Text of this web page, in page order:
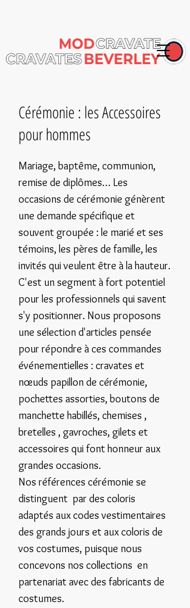
Cérémonie : les Accessoires
pour hommes
Mariage, baptême, communion,
remise de diplômes… Les
occasions de cérémonie génèrent
une demande spécifique et
souvent groupée : le marié et ses
témoins, les pères de famille, les
invités qui veulent être à la hauteur.
C'est un segment à fort potentiel
pour les professionnels qui savent
s'y positionner. Nous proposons
une sélection d'articles pensée
pour répondre à ces commandes
événementielles : cravates et
nœuds papillon de cérémonie,
pochettes assorties, boutons de
manchette habillés, chemises ,
bretelles , gavroches, gilets et
accessoires qui font honneur aux
grandes occasions.
Nos références cérémonie se
distinguent par des coloris
adaptés aux codes vestimentaires
des grands jours et aux coloris de
vos costumes, puisque nous
concevons nos collections en
partenariat avec des fabricants de
costumes.